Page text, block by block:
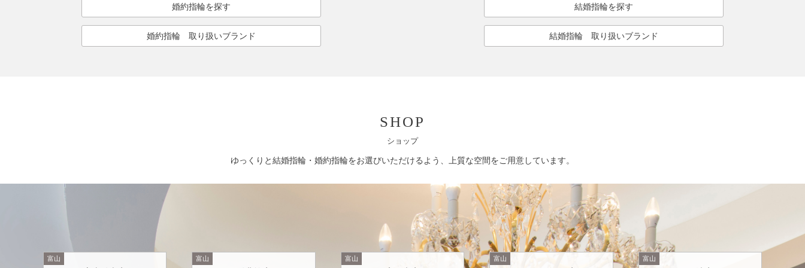
婚約指輪を探す
婚約指輪 取り扱いブランド
結婚指輪を探す
結婚指輪 取り扱いブランド
SHOP
ショップ
ゆっくりと結婚指輪・婚約指輪をお選びいただけるよう、上質な空間をご用意しています。
富山 富山 富山 富山 富山